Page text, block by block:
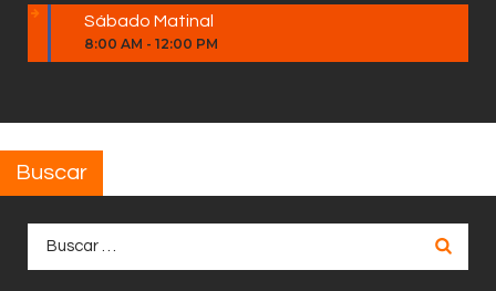
Sábado Matinal
8:00 AM - 12:00 PM
Buscar